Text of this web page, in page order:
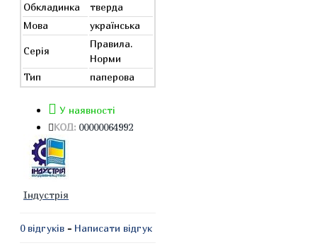
Обкладинка
тверда
Мова
українська
Серія
Правила.
Норми
Тип
паперова
У наявності
КОД: 00000064992
Індустрія
0 відгуків - Написати відгук